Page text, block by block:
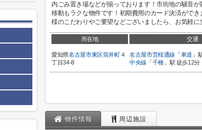
内ごみ置き場などが揃っております！市街地の騒音
移動もラクな物件です！初期費用のカード決済がで
様のこだわりやご要望などございましたら、お気軽
所在地 交通
愛知県名古屋市東区筒井町４
丁目34-8
名古屋市営桜通線 「 車道 」
中央線 「 千種」駅 徒歩12分
物件情報 周辺施設